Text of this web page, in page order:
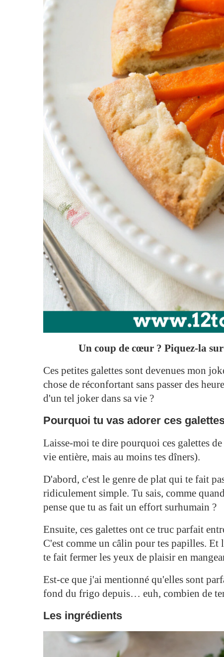
Un coup de cœur ? Piquez-la
Ces petites galettes sont devenues mon
chose de réconfortant sans passer des
d'un tel joker dans sa vie ?
Pourquoi tu vas adorer ces
Laisse-moi te dire pourquoi ces galettes
vie entière, mais au moins tes dîners).
D'abord, c'est le genre de plat qui te fait
ridiculement simple. Tu sais, comme
pense que tu as fait un effort surhumain ?
Ensuite, ces galettes ont ce truc parfait
C'est comme un câlin pour tes papilles.
te fait fermer les yeux de plaisir en
Est-ce que j'ai mentionné qu'elles sont
fond du frigo depuis… euh, combien de
Les ingrédients